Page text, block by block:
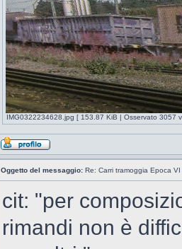
IMG0322234628.jpg [ 153.87 KiB | Osservato 3057
Oggetto del messaggio: Re: Carri tramoggia Epoca VI
cit: "per
rimandi non è